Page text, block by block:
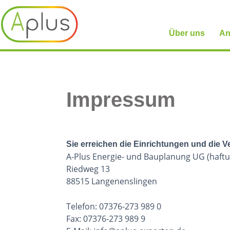
Über uns
Impressum
Sie erreichen die Einrichtungen und die
A-Plus Energie- und Bauplanung UG
Riedweg 13
88515 Langenenslingen
Telefon: 07376-273 989 0
Fax: 07376-273 989 9